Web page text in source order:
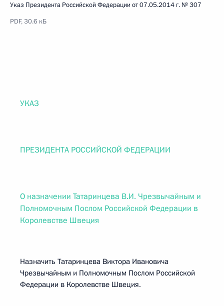
Указ Президента Российской Федерации от 07.05.2014 г. № 307
PDF, 30.6 кБ
УКАЗ
ПРЕЗИДЕНТА РОССИЙСКОЙ ФЕДЕРАЦИИ
О назначении Татаринцева В.И. Чрезвычайным и
Полномочным Послом Российской Федерации в
Королевстве Швеция
Назначить Татаринцева Виктора Ивановича
Чрезвычайным и Полномочным Послом Российской
Федерации в Королевстве Швеция.